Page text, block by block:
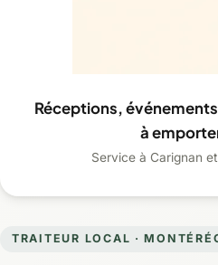
TRAITEUR LOCAL ·
Réceptions,
à
Service à Carignan